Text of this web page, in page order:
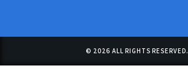
© 2026 ALL RIGHTS RESERVED.